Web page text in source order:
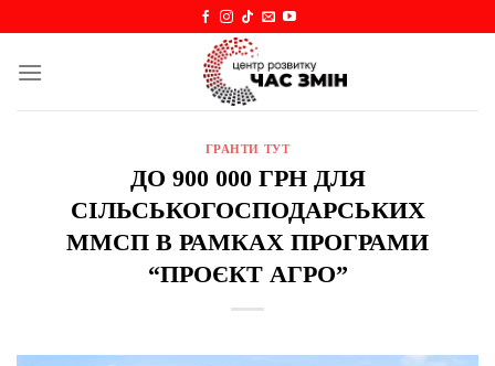
content
ГРАНТИ ТУТ
ДО 900 000 ГРН ДЛЯ
СІЛЬСЬКОГОСПОДАРСЬКИХ
ММСП В РАМКАХ ПРОГРАМИ
“ПРОЄКТ АГРО”